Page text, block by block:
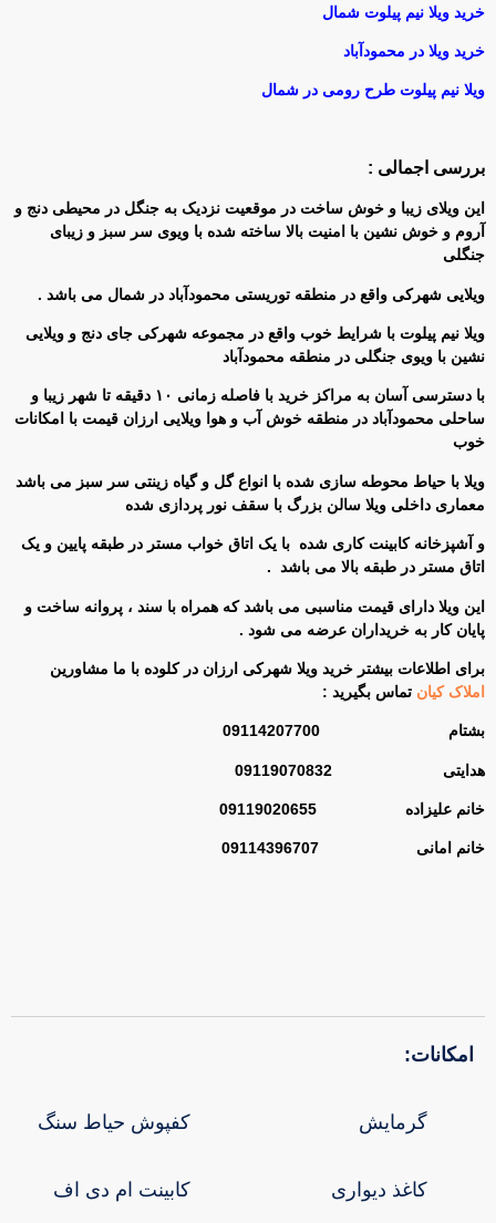
خرید ویلا نیم پیلوت شمال
خرید ویلا در محمودآباد
ویلا نیم پیلوت طرح رومی در شمال
بررسی اجمالی :
این ویلای زیبا و خوش ساخت در موقعیت نزدیک به جنگل در محیطی دنج و
آروم و خوش نشین با امنیت بالا ساخته شده با ویوی سر سبز و زیبای
جنگلی
ویلایی شهرکی واقع در منطقه توریستی محمودآباد در شمال می باشد .
ویلا نیم پیلوت با شرایط خوب واقع در مجموعه شهرکی جای دنج و ویلایی
نشین با ویوی جنگلی در منطقه محمودآباد
با دسترسی آسان به مراکز خرید با فاصله زمانی ۱۰ دقیقه تا شهر زیبا و
ساحلی محمودآباد در منطقه خوش آب و هوا ویلایی ارزان قیمت با امکانات
خوب
ویلا با حیاط محوطه سازی شده با انواع گل و گیاه زینتی سر سبز می باشد
معماری داخلی ویلا سالن بزرگ با سقف نور پردازی شده
و آشپزخانه کابینت کاری شده با یک اتاق خواب مستر در طبقه پایین و یک
اتاق مستر در طبقه بالا می باشد .
این ویلا دارای قیمت مناسبی می باشد که همراه با سند ، پروانه ساخت و
پایان کار به خریداران عرضه می شود .
برای اطلاعات بیشتر خرید ویلا شهرکی ارزان در کلوده با ما مشاورین
املاک کیان تماس بگیرید :
بشتام 09114207700
هدایتی 09119070832
خانم علیزاده 09119020655
خانم امانی 09114396707
امکانات:
گرمایش کفپوش حیاط سنگ
کاغذ دیواری کابینت ام دی اف